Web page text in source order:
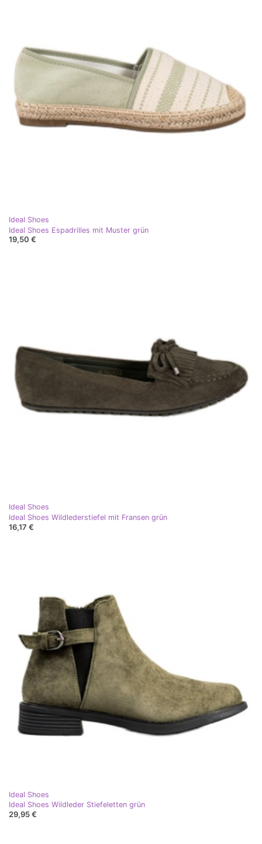
Ideal Shoes
Ideal Shoes Espadrilles mit Muster grün
19,50 €
Ideal Shoes
Ideal Shoes Wildlederstiefel mit Fransen grün
16,17 €
Ideal Shoes
Ideal Shoes Wildleder Stiefeletten grün
29,95 €